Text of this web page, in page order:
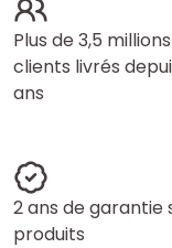
Plus de 3,5
clients livrés
ans
2 ans de garantie
produits